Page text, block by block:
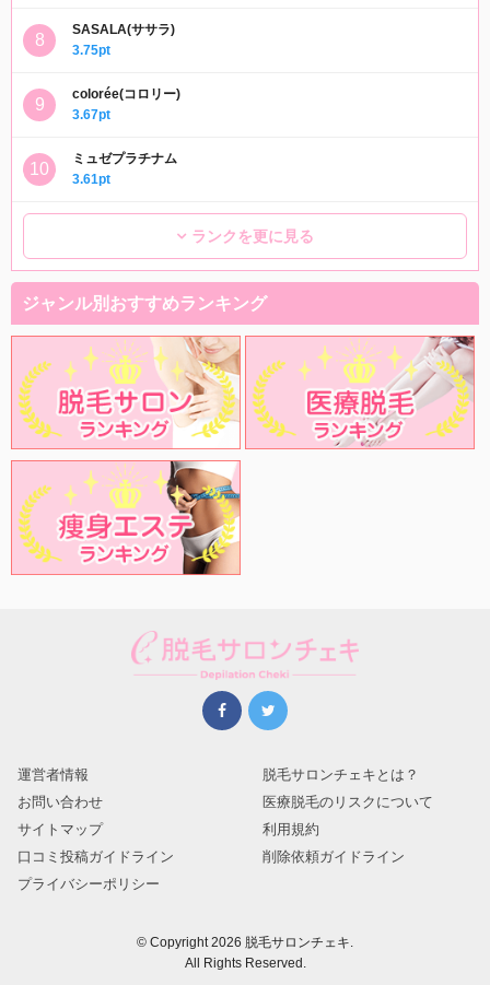
SASALA(ササラ)
3.75pt
colorée(コロリー)
3.67pt
ミュゼプラチナム
3.61pt
ランクを更に見る
ジャンル別おすすめランキング
運営者情報
脱毛サロンチェキとは？
お問い合わせ
医療脱毛のリスクについて
サイトマップ
利用規約
口コミ投稿ガイドライン
削除依頼ガイドライン
プライバシーポリシー
© Copyright 2026 脱毛サロンチェキ.
All Rights Reserved.